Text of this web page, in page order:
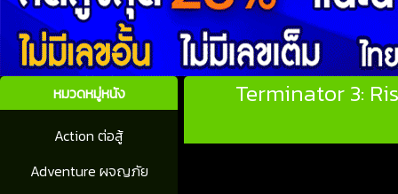
หมวดหมู่หนัง
Action ต่อสู้
Adventure ผจญภัย
Terminator 3: